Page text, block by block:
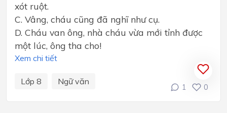
xót ruột.
C. Vâng, cháu cũng đã nghĩ như cụ.
D. Cháu van ông, nhà cháu vừa mới tỉnh được
một lúc, ông tha cho!
Xem chi tiết
Lớp 8 Ngữ văn
1 0